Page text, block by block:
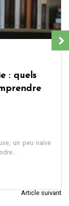
: quels
un peu naïve
Article suivant